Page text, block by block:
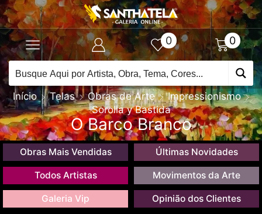
0 0
Início Telas Obras de Arte
Impressionismo
Sorolla y Bastida
O Barco Branco
Obras Mais Vendidas Últimas Novidades
Todos Artistas Movimentos da Arte
Galeria Vip Opinião dos Clientes